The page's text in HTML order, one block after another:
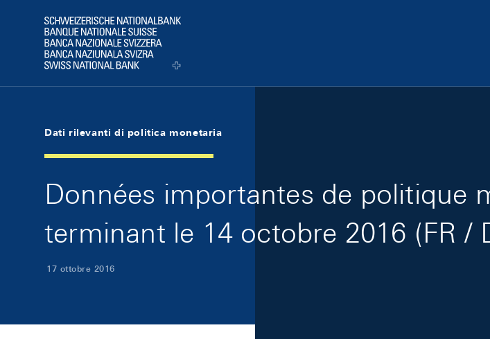
Logo
Dati rilevanti di politica monetaria
Données importantes de politique
terminant le 14 octobre 2016 (FR /
17 ottobre 2016